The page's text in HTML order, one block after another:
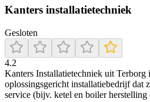
Kanters installatietechniek
Gesloten
4.2
Kanters Installatietechniek uit Terborg
oplossingsgericht installatiebedrijf dat
service (bijv. ketel en boiler